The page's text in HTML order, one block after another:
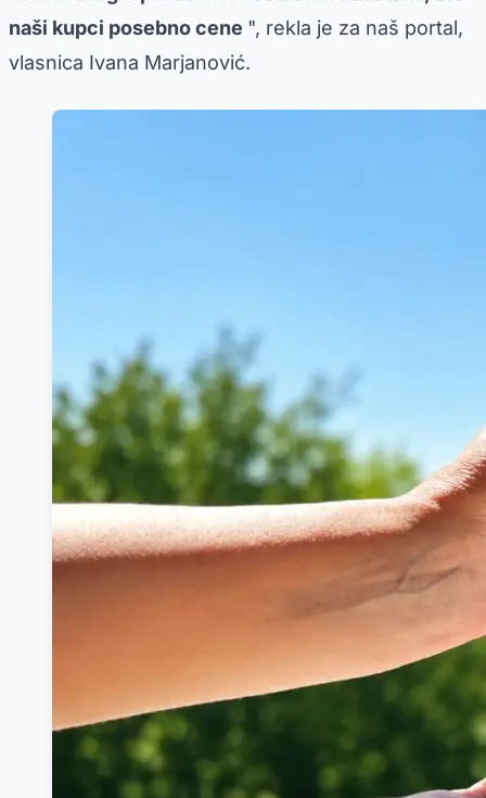
naši kupci posebno cene ", rekla je za naš portal,
vlasnica Ivana Marjanović.